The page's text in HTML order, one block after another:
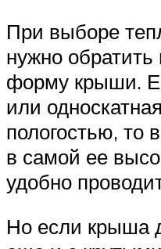
При выборе
нужно
форму крыши.
или
пологостью, то
в самой ее
удобно
Но если крыша